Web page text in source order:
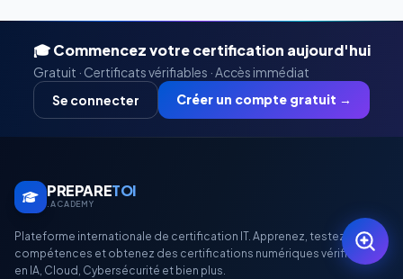
🎓 Commencez votre certification aujourd'hui
Gratuit · Certificats vérifiables · Accès immédiat
Se connecter
Créer un compte gratuit →
PREPARETOI
.ACADEMY
Plateforme internationale de certification IT. Apprenez, testez vos
compétences et obtenez des certifications numériques vérifiables
en IA, Cloud, Cybersécurité et bien plus.